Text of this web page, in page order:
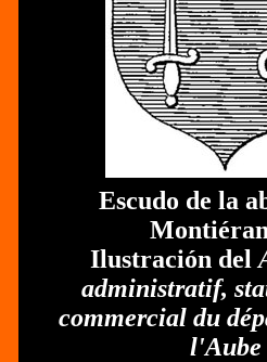
Escudo de la
Ilustración del
administratif,
commercial du
l'Aube